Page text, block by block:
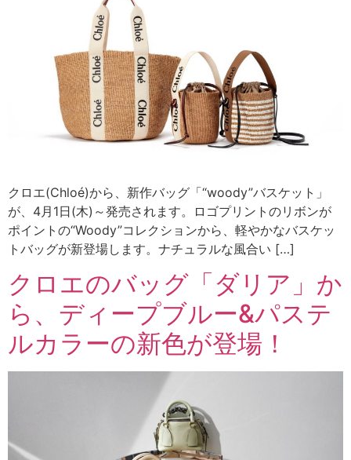
クロエ(Chloé)から、新作バッグ「“woody”バスケット」
が、4月1日(木)～発売されます。ロゴプリントのリボンが
ポイントの“Woody”コレクションから、軽やかなバスケッ
トバッグが新登場します。ナチュラルな風合い […]
クロエのバッグ「ダリア」か
ら、ディープブルー&パステ
ルカラーの新色が登場！